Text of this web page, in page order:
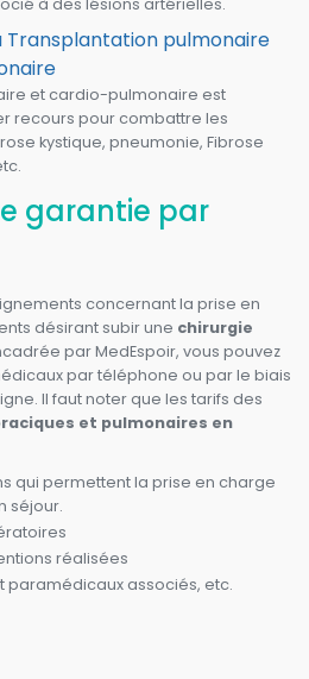
à des lésions artérielles.
Transplantation pulmonaire
et cardio-pulmonaire est
recours pour combattre les
kystique, pneumonie, Fibrose
garantie par
concernant la prise en
désirant subir une chirurgie
par MedEspoir, vous pouvez
par téléphone ou par le biais
Il faut noter que les tarifs des
et pulmonaires en
qui permettent la prise en charge
séjour.
réalisées
paramédicaux associés, etc.